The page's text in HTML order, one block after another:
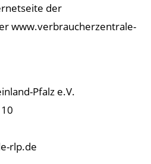
der
www.verbraucherzentrale-
Pfalz e.V.
rlp.de